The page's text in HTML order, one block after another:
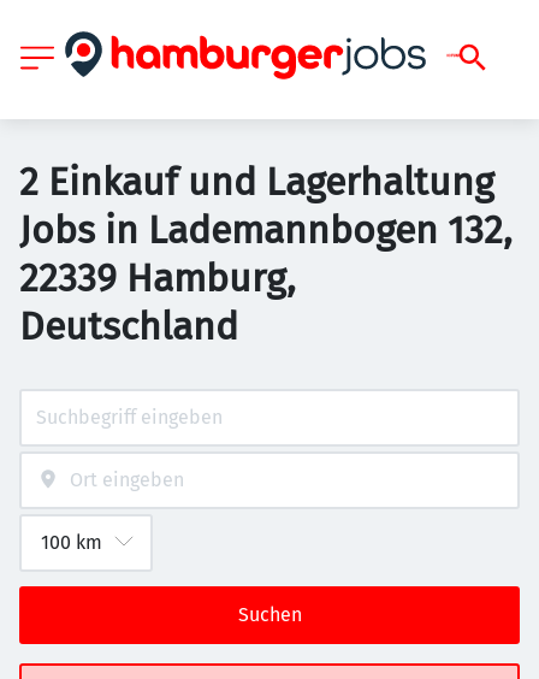
2 Einkauf und Lagerhaltung
Jobs in Lademannbogen 132,
22339 Hamburg,
Deutschland
Suchen